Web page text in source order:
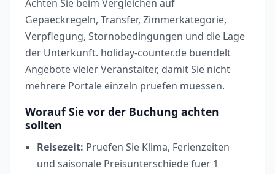
Achten Sie beim Vergleichen auf
Gepaeckregeln, Transfer, Zimmerkategorie,
Verpflegung, Stornobedingungen und die Lage
der Unterkunft. holiday-counter.de buendelt
Angebote vieler Veranstalter, damit Sie nicht
mehrere Portale einzeln pruefen muessen.
Worauf Sie vor der Buchung achten
sollten
Reisezeit: Pruefen Sie Klima, Ferienzeiten
und saisonale Preisunterschiede fuer 1